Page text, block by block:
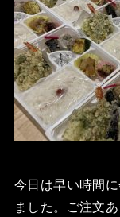
今日は早い時間
ました。ご注文